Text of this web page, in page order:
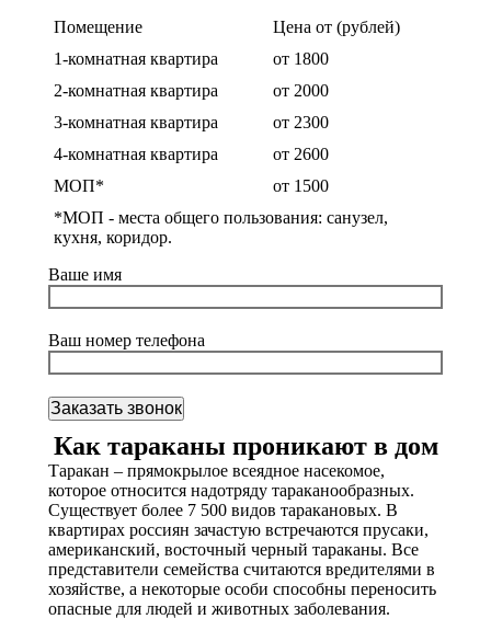
Помещение
Цена от (рублей)
1-комнатная квартира
от 1800
2-комнатная квартира
от 2000
3-комнатная квартира
от 2300
4-комнатная квартира
от 2600
МОП*
от 1500
*МОП - места общего пользования: санузел,
кухня, коридор.
Ваше имя
Ваш номер телефона
Как тараканы проникают в дом
Таракан – прямокрылое всеядное насекомое,
которое относится надотряду тараканообразных.
Существует более 7 500 видов таракановых. В
квартирах россиян зачастую встречаются прусаки,
американский, восточный черный тараканы. Все
представители семейства считаются вредителями в
хозяйстве, а некоторые особи способны переносить
опасные для людей и животных заболевания.